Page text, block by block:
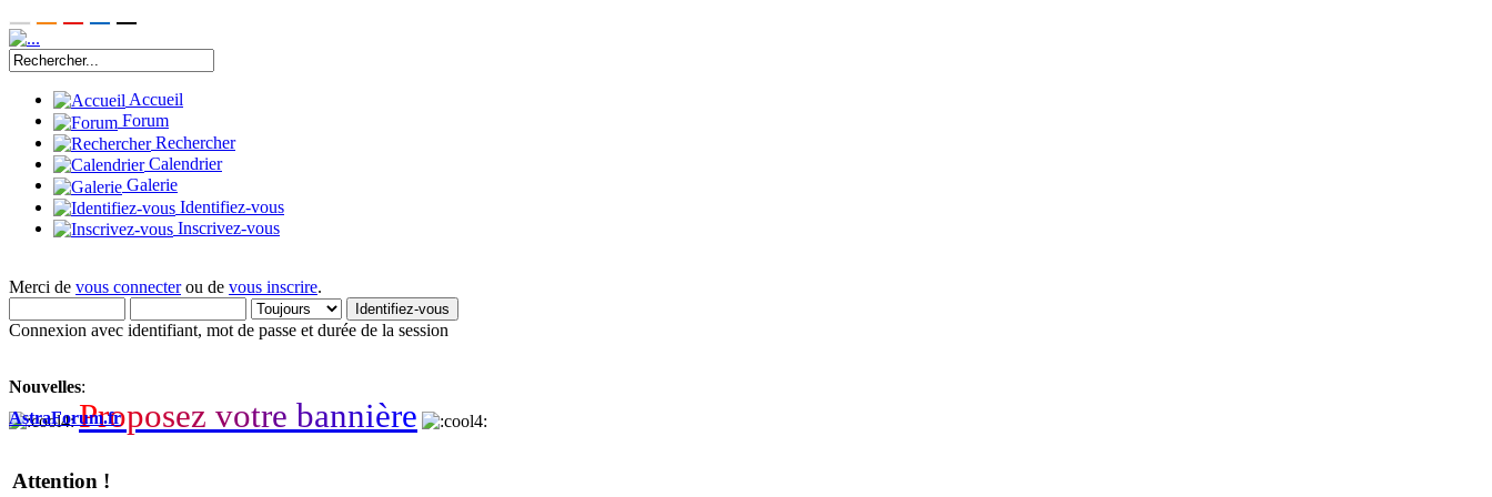
Accueil
Forum
Rechercher
Calendrier
Galerie
Identifiez-vous
Inscrivez-vous
Merci de vous connecterou de vous inscrire.
Connexion avec identifiant, mot de passe et durée de la session
Nouvelles:
Proposez votre bannière
AstraForum.fr
Attention !